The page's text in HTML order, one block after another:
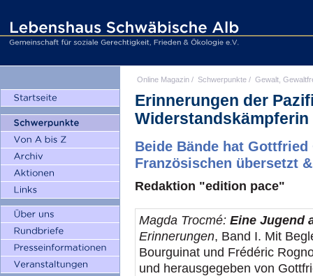
Online Magazin / Schwerpunkte / Gewalt,
Erinnerungen der
Widerstandskämpferin
Beide Bände hat
Französischen übersetzt
Redaktion "edition pace"
Magda Trocmé: Eine Jugend
Erinnerungen, Band I. Mit
Bourguinat und Frédéric
und herausgegeben von